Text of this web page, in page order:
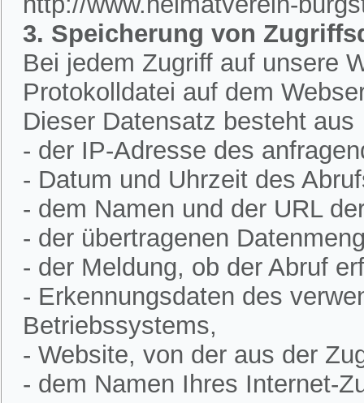
3. Speicherung von
Bei jedem Zugriff auf unsere
Protokolldatei auf dem
Dieser Datensatz besteht aus
- der IP-Adresse des
- Datum und Uhrzeit des
- dem Namen und der URL
- der übertragenen
- der Meldung, ob der Abruf
- Erkennungsdaten des
Betriebssystems,
- Website, von der aus der
- dem Namen Ihres Internet-